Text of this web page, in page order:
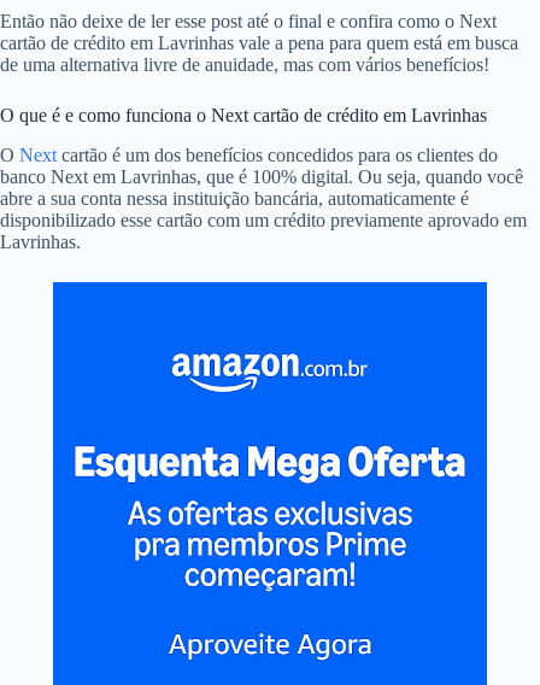
Então não deixe de ler esse post até o final e confira como o Next
cartão de crédito em Lavrinhas vale a pena para quem está em busca
de uma alternativa livre de anuidade, mas com vários benefícios!
O que é e como funciona o Next cartão de crédito em Lavrinhas
O Next cartão é um dos benefícios concedidos para os clientes do
banco Next em Lavrinhas, que é 100% digital. Ou seja, quando você
abre a sua conta nessa instituição bancária, automaticamente é
disponibilizado esse cartão com um crédito previamente aprovado em
Lavrinhas.